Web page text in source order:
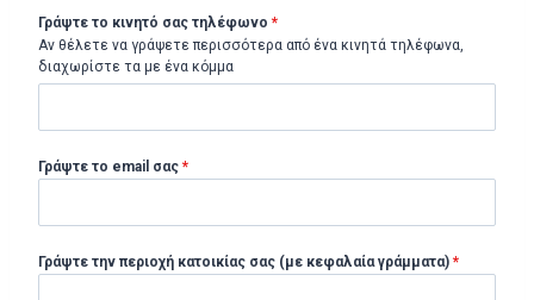
Γράψτε τo κινητό σας τηλέφωνο *
Αν θέλετε να γράψετε περισσότερα από ένα κινητά τηλέφωνα,
διαχωρίστε τα με ένα κόμμα
Γράψτε τo email σας *
Γράψτε την περιοχή κατοικίας σας (με κεφαλαία γράμματα) *